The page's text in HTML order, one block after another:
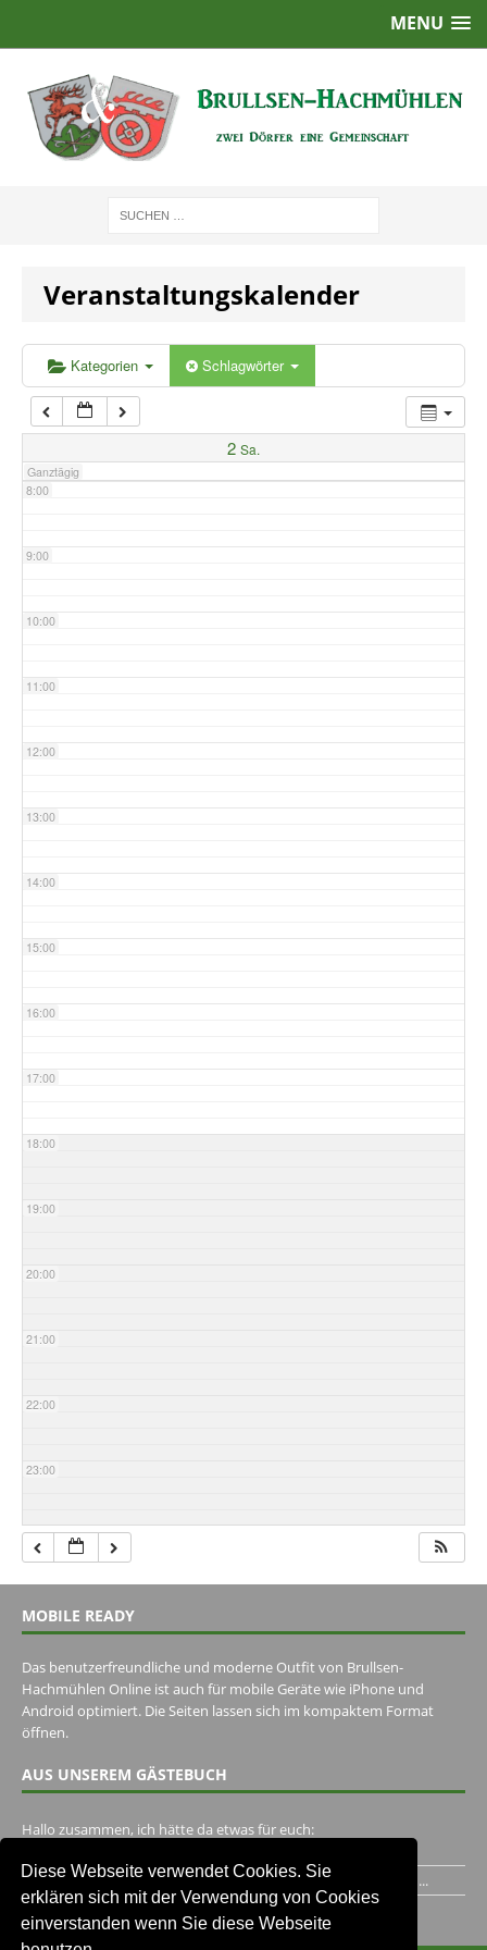
Diese Webseite verwendet Cookies. Sie
erklären sich mit der Verwendung von Cookies
einverstanden wenn Sie diese Webseite
MENU
Veranstaltungskalender
Kategorien Schlagwörter
2 Sa.
Ganztägig
2:00
5:00
6:00
7:00
8:00
9:00
10:00
11:00
12:00
13:00
14:00
15:00
16:00
17:00
18:00
19:00
20:00
21:00
22:00
23:00
MOBILE READY
Das benutzerfreundliche und moderne Outfit von Brullsen-
Hachmühlen Online ist auch für mobile Geräte wie iPhone und
Android optimiert. Die Seiten lassen sich im kompaktem Format
öffnen.
AUS UNSEREM GÄSTEBUCH
Hallo zusammen, ich hätte da etwas für euch:
Ich habe ein Jahr im Gasthaus Hugo Pape verbracht..Habe ihn...
Unser Gästebuch besuchen